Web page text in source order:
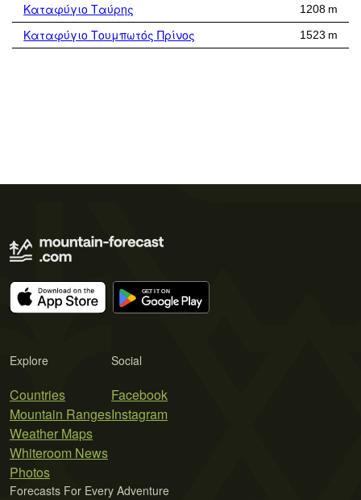
Καταφύγιο Ταύρης 1208 m
Καταφύγιο Τουμπωτός Πρίνος 1523 m
Explore
Countries
Mountain Ranges
Weather Maps
Whiteroom News
Photos
Social
Facebook
Instagram
Forecasts For Every Adventure